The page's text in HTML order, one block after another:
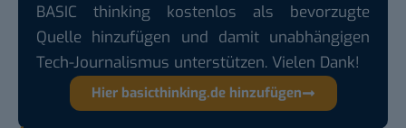
BASIC thinking kostenlos als bevorzugte
Quelle hinzufügen und damit unabhängigen
Tech-Journalismus unterstützen. Vielen Dank!
Hier basicthinking.de hinzufügen